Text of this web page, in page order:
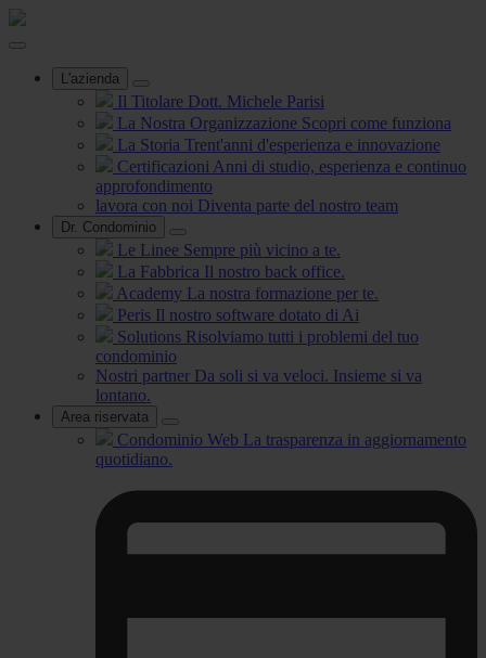
L'azienda
Il Titolare Dott. Michele Parisi
La Nostra Organizzazione Scopri come funziona
La Storia Trent'anni d'esperienza e innovazione
Certificazioni Anni di studio, esperienza e continuo
approfondimento
lavora con noi Diventa parte del nostro team
Dr. Condominio
Le Linee Sempre più vicino a te.
La Fabbrica Il nostro back office.
Academy La nostra formazione per te.
Peris Il nostro software dotato di Ai
Solutions Risolviamo tutti i problemi del tuo
condominio
Nostri partner Da soli si va veloci. Insieme si va
lontano.
Area riservata
Condominio Web La trasparenza in aggiornamento
quotidiano.